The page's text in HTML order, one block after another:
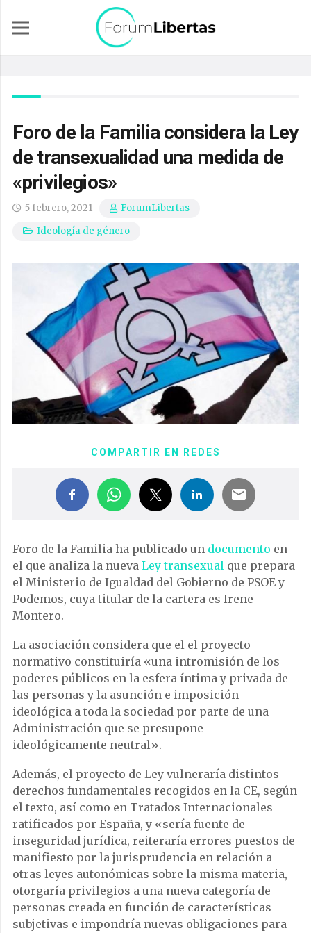
Foro de la Familia considera la Ley
de transexualidad una medida de
«privilegios»
5 febrero, 2021
ForumLibertas
Ideología de género
COMPARTIR EN REDES
Foro de la Familia ha publicado un documento en
el que analiza la nueva Ley transexual que prepara
el Ministerio de Igualdad del Gobierno de PSOE y
Podemos, cuya titular de la cartera es Irene
Montero.
La asociación considera que el el proyecto
normativo constituiría «una intromisión de los
poderes públicos en la esfera íntima y privada de
las personas y la asunción e imposición
ideológica a toda la sociedad por parte de una
Administración que se presupone
ideológicamente neutral».
Además, el proyecto de Ley vulneraría distintos
derechos fundamentales recogidos en la CE, según
el texto, así como en Tratados Internacionales
ratificados por España, y «sería fuente de
inseguridad jurídica, reiteraría errores puestos de
manifiesto por la jurisprudencia en relación a
otras leyes autonómicas sobre la misma materia,
otorgaría privilegios a una nueva categoría de
personas creada en función de características
subjetivas e impondría nuevas obligaciones para